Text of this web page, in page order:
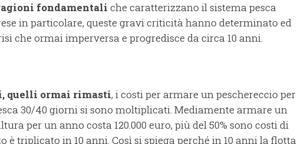
fondamentali che caratterizzano il sistema pesca
in particolare, queste gravi criticità hanno determinato ed
che ormai imperversa e progredisce da circa 10 anni.
quelli ormai rimasti, i costi per armare un peschereccio per
30/40 giorni si sono moltiplicati. Mediamente armare un
per un anno costa 120.000 euro, più del 50% sono costi di
è triplicato in 10 anni. Così si spiega perché in 10 anni la flotta